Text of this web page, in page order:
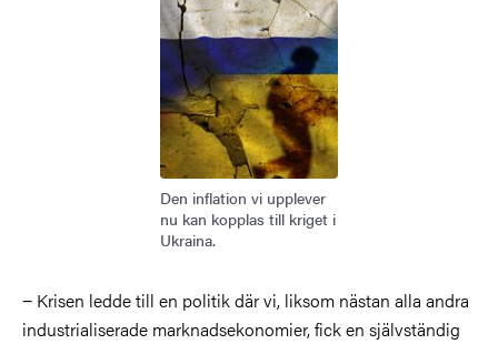
Den inflation vi upplever
nu kan kopplas till kriget i
Ukraina.
− Krisen ledde till en politik där vi, liksom nästan alla andra
industrialiserade marknadsekonomier, fick en självständig